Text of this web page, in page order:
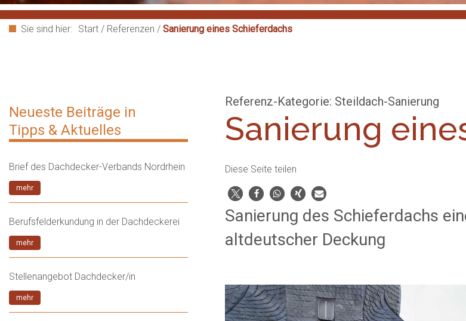
Sie sind hier: Start / Referenzen / Sanierung eines Schieferdachs
Neueste Beiträge in
Tipps & Aktuelles
Brief des Dachdecker-Verbands Nordrhein
mehr
Berufsfelderkundung in der Dachdeckerei
mehr
Stellenangebot Dachdecker/in
mehr
Referenz-Kategorie: Steildach-Sanierung
Sanierung
Diese Seite teilen
Sanierung des Schieferdachs
altdeutscher Deckung